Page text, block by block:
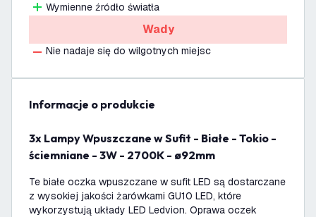
Wymienne źródło światła
Wady
Nie nadaje się do wilgotnych miejsc
informacje o produkcie
3x Lampy Wpuszczane w Sufit - Białe - Tokio -
ściemniane - 3W - 2700K - ø92mm
Te białe oczka wpuszczane w sufit LED są dostarczane
z wysokiej jakości żarówkami GU10 LED, które
wykorzystują układy LED Ledvion. Oprawa oczek